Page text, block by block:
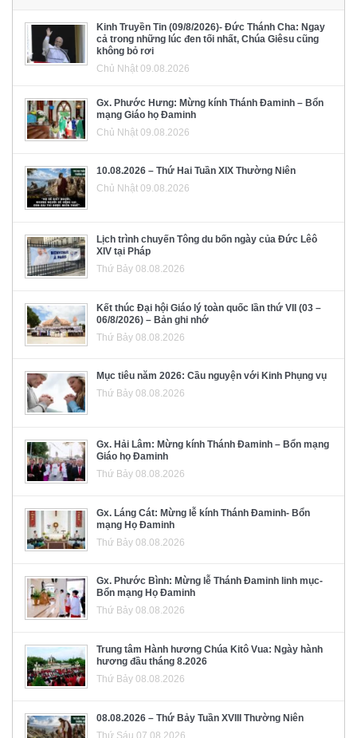
Kinh Truyền Tin (09/8/2026)- Đức Thánh Cha: Ngay
cả trong những lúc đen tối nhất, Chúa Giêsu cũng
không bỏ rơi
Chủ Nhật 09.08.2026
Gx. Phước Hưng: Mừng kính Thánh Đaminh – Bổn
mạng Giáo họ Đaminh
Chủ Nhật 09.08.2026
10.08.2026 – Thứ Hai Tuần XIX Thường Niên
Chủ Nhật 09.08.2026
Lịch trình chuyến Tông du bốn ngày của Đức Lêô
XIV tại Pháp
Thứ Bảy 08.08.2026
Kết thúc Đại hội Giáo lý toàn quốc lần thứ VII (03 –
06/8/2026) – Bản ghi nhớ
Thứ Bảy 08.08.2026
Mục tiêu năm 2026: Cầu nguyện với Kinh Phụng vụ
Thứ Bảy 08.08.2026
Gx. Hải Lâm: Mừng kính Thánh Đaminh – Bổn mạng
Giáo họ Đaminh
Thứ Bảy 08.08.2026
Gx. Láng Cát: Mừng lễ kính Thánh Đaminh- Bổn
mạng Họ Đaminh
Thứ Bảy 08.08.2026
Gx. Phước Bình: Mừng lễ Thánh Đaminh linh mục-
Bổn mạng Họ Đaminh
Thứ Bảy 08.08.2026
Trung tâm Hành hương Chúa Kitô Vua: Ngày hành
hương đầu tháng 8.2026
Thứ Bảy 08.08.2026
08.08.2026 – Thứ Bảy Tuần XVIII Thường Niên
Thứ Sáu 07.08.2026